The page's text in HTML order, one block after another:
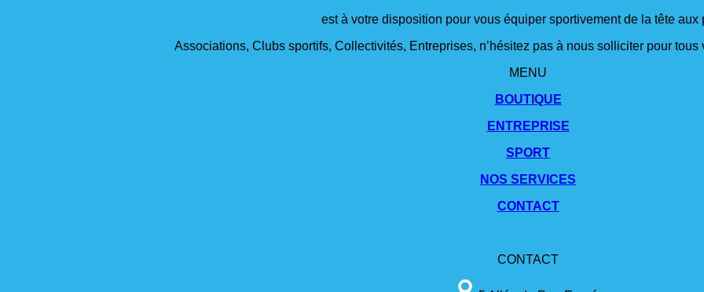
est à votre disposition pour vous équiper sportivement de la tête aux
Associations, Clubs sportifs, Collectivités, Entreprises, n’hésitez pas à nous solliciter pour
MENU
BOUTIQUE
ENTREPRISE
SPORT
NOS SERVICES
CONTACT
CONTACT